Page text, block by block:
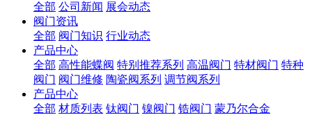
全部 公司新闻 展会动态
阀门资讯
全部 阀门知识 行业动态
产品中心
全部 高性能蝶阀 特别推荐系列 高温阀门 特材阀门 特种
阀门 阀门维修 陶瓷阀系列 调节阀系列
产品中心
全部 材质列表 钛阀门 镍阀门 锆阀门 蒙乃尔合金